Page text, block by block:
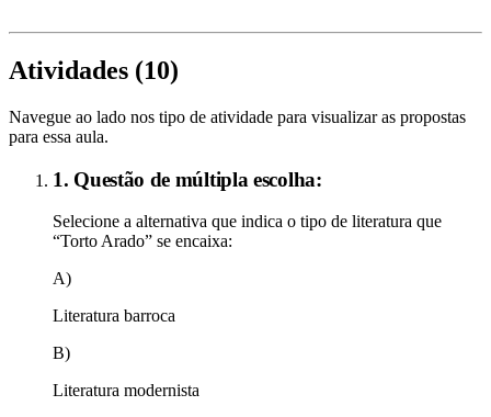
Atividades (10)
Navegue ao lado nos tipo de atividade para visualizar as propostas
para essa aula.
1. Questão de múltipla escolha:
Selecione a alternativa que indica o tipo de literatura que
“Torto Arado” se encaixa:
A)
Literatura barroca
B)
Literatura modernista